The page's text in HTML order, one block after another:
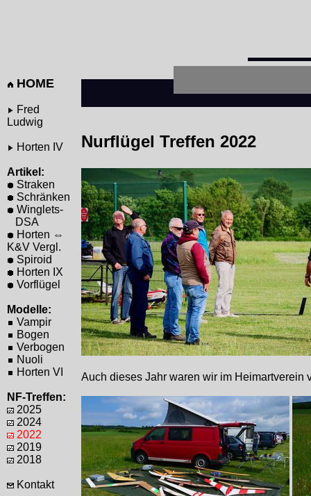
HOME
Fred
Ludwig
Horten IV
Artikel:
Straken
Schränken
Winglets-
DSA
Horten ⇔
K&V Vergl.
Spiroid
Horten IX
Vorflügel
Modelle:
Vampir
Bogen
Verbogen
Nuoli
Horten VI
NF-Treffen:
2025
2024
2022
2019
2018
Kontakt
Nurflügel Treffen 2022
Auch dieses Jahr waren wir im Heimartverein